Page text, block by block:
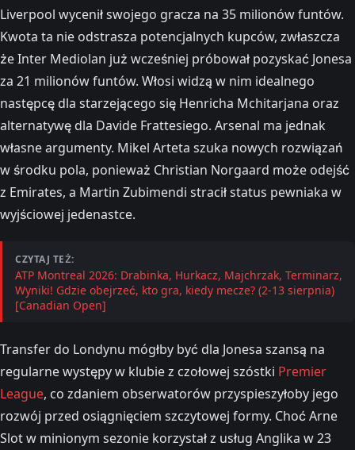
Liverpool wycenił swojego gracza na 35 milionów funtów.
Kwota ta nie odstrasza potencjalnych kupców, zwłaszcza
że Inter Mediolan już wcześniej próbował pozyskać Jonesa
za 21 milionów funtów. Włosi widzą w nim idealnego
następcę dla starzejącego się Henricha Mchitarjana oraz
alternatywę dla Davide Frattesiego. Arsenal ma jednak
własne argumenty. Mikel Arteta szuka nowych rozwiązań
w środku pola, ponieważ Christian Norgaard może odejść
z Emirates, a Martin Zubimendi stracił status pewniaka w
wyjściowej jedenastce.
CZYTAJ TEŻ:
ATP Montreal 2026: Drabinka, Hurkacz, Majchrzak, Terminarz,
Wyniki! Gdzie obejrzeć, kto gra, kiedy mecze? (2-13 sierpnia)
[Canadian Open]
Transfer do Londynu mógłby być dla Jonesa szansą na
regularne występy w klubie z czołowej szóstki Premier
League, co zdaniem obserwatorów przyspieszyłoby jego
rozwój przed osiągnięciem szczytowej formy. Choć Arne
Slot w minionym sezonie korzystał z usług Anglika w 23